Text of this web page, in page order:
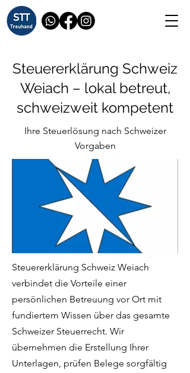
Steuererklärung Schweiz
Weiach – lokal betreut,
schweizweit kompetent
Ihre Steuerlösung nach Schweizer
Vorgaben
Steuererklärung Schweiz Weiach
verbindet die Vorteile einer
persönlichen Betreuung vor Ort mit
fundiertem Wissen über das gesamte
Schweizer Steuerrecht. Wir
übernehmen die Erstellung Ihrer
Unterlagen, prüfen Belege sorgfältig